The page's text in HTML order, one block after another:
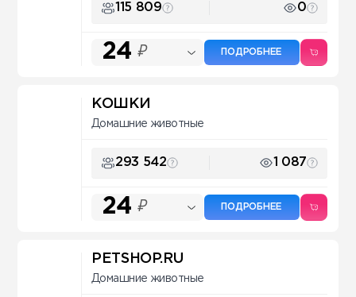
115 809 0
24 ₽ ПОДРОБНЕЕ
КОШКИ
Домашние животные
293 542 1 087
24 ₽ ПОДРОБНЕЕ
PETSHOP.RU
Домашние животные